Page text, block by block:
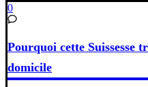
0
Pourquoi cette Suissesse
domicile